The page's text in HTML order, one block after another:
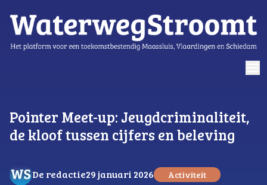
Pointer Meet-up: Jeugdcriminaliteit,
de kloof tussen cijfers en beleving
De redactie29 januari 2026 Activiteit